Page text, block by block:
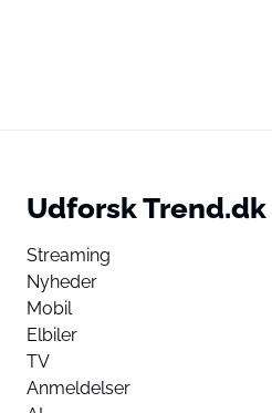
Udforsk Trend.dk
Streaming
Nyheder
Mobil
Elbiler
TV
Anmeldelser